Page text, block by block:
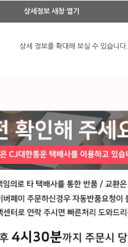
상세정보 새창 열기
상세 정보를 확대해 보실 수 있습니다.